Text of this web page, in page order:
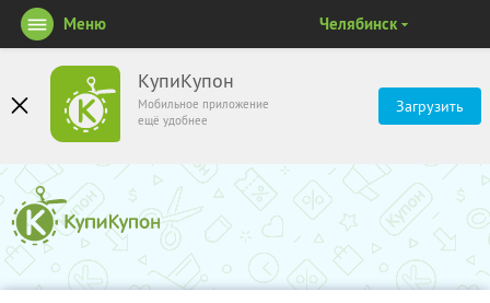
КупиКупон
Мобильное приложение
ещё удобнее
Загрузить
Меню Челябинск